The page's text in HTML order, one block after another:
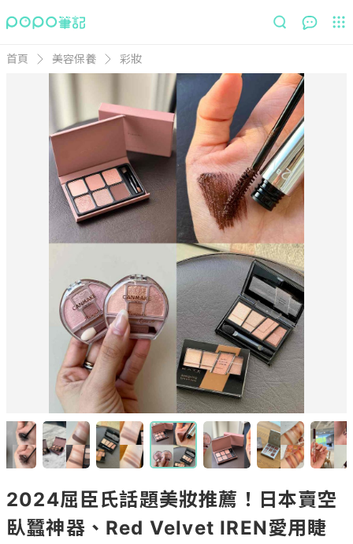
首頁 美容保養 彩妝
2024屈臣氏話題美妝推薦！日本賣空
臥蠶神器、Red Velvet IREN愛用睫